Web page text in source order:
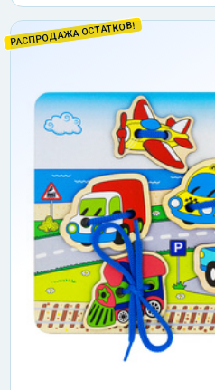
РАСПРОДАЖА ОСТАТКОВ!